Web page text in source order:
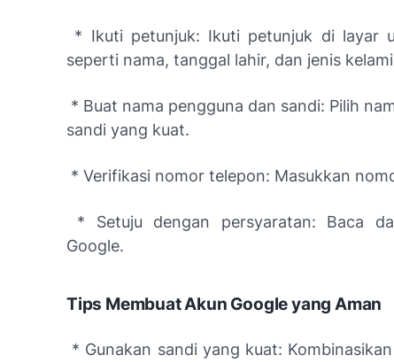
* Ikuti petunjuk: Ikuti petunjuk di layar
seperti nama, tanggal lahir, dan jenis
* Buat nama pengguna dan sandi: Pilih
sandi yang kuat.
* Verifikasi nomor telepon: Masukkan
* Setuju dengan persyaratan: Baca
Google.
Tips Membuat Akun Google yang Aman
* Gunakan sandi yang kuat: